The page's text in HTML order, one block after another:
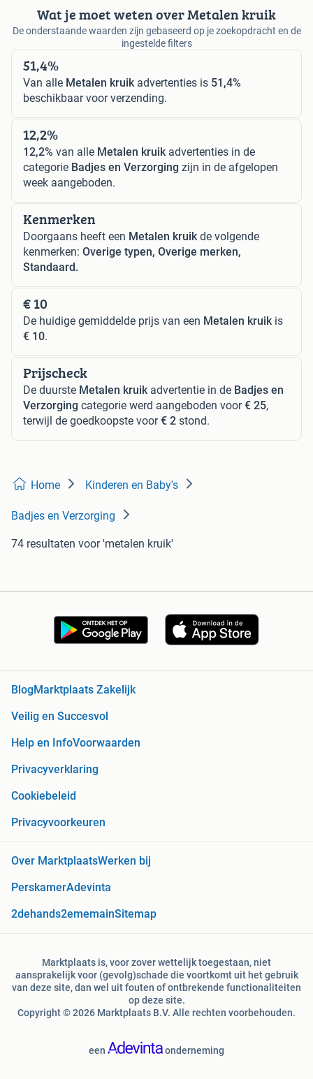
Wat je moet weten over Metalen kruik
De onderstaande waarden zijn gebaseerd op je zoekopdracht en de
ingestelde filters
51,4%
Van alle Metalen kruikadvertenties is 51,4%
beschikbaar voor verzending.
12,2%
12,2% van alle Metalen kruikadvertenties in de
categorie Badjes en Verzorging zijn in de afgelopen
week aangeboden.
Kenmerken
Doorgaans heeft een Metalen kruikde volgende
kenmerken: Overige typen, Overige merken,
Standaard.
€ 10
De huidige gemiddelde prijs van een Metalen kruikis
€ 10.
Prijscheck
De duurste Metalen kruikadvertentie in de Badjes en
Verzorging categorie werd aangeboden voor€ 25,
terwijl de goedkoopste voor€ 2 stond.
Home Kinderen en Baby's
Badjes en Verzorging
74 resultaten voor 'metalen kruik'
Blog Marktplaats Zakelijk
Veilig en Succesvol
Help en InfoVoorwaarden
Privacyverklaring
Cookiebeleid
Privacyvoorkeuren
Over MarktplaatsWerken bij
PerskamerAdevinta
2dehands2ememainSitemap
Marktplaats is, voor zover wettelijk toegestaan, niet
aansprakelijk voor (gevolg)schade die voortkomt uit het gebruik
van deze site, dan wel uit fouten of ontbrekende functionaliteiten
op deze site.
Copyright © 2026 Marktplaats B.V. Alle rechten voorbehouden.
een onderneming